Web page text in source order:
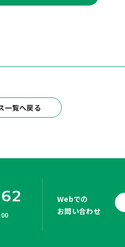
一覧へ戻る
Webでの
お問い合わせ